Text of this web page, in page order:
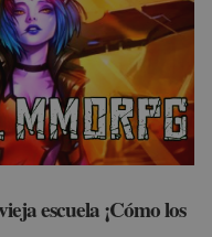
escuela ¡Cómo los